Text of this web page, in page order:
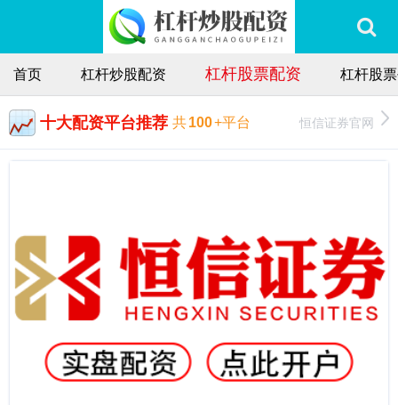
首页 杠杆炒股配资 杠杆股票配资 杠杆股
十大配资平台推荐 共100+平台 恒信证券官网